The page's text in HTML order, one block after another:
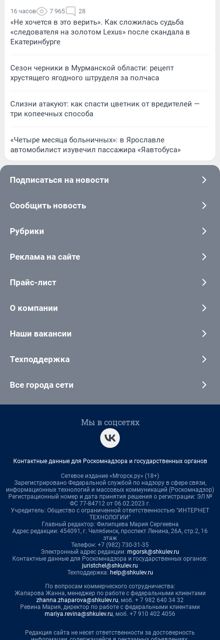
16 часов 7 965 28
«Не хочется в это верить». Как сложилась судьба
«следователя на золотом Lexus» после скандала в
Екатеринбурге
Сезон черники в Мурманской области: рецепт
хрустящего ягодного штруделя за полчаса
Слизни атакуют: как спасти цветник от вредителей —
три копеечных способа
«Четыре месяца больничных»: в Ярославле
автомобилист изувечил пассажира «Яавтобуса»
Подписаться на новости
Сообщить новость
Рубрики
Реклама на сайте
Прайс-лист
О компании
Наши вакансии
Техподдержка
Все города сети
Мы в соцсетях
Контактные данные для Роскомнадзора и государственных органов
Сетевое издание «Мгорск.ру» (18+)
Зарегистрировано Федеральной службой по надзору в сфере связи,
информационных технологий и массовых коммуникаций (Роскомнадзор)
Регистрационный номер и дата принятия решения о регистрации: ЭЛ №
ФС 77-84712 от 06.02.2023 г.
Учредитель: Общество с ограниченной ответственностью "ИНТЕРНЕТ
ТЕХНОЛОГИИ"
Главный редактор: Филипцева Мария Сергеевна
Адрес редакции: 454091, г. Челябинск, проспект Ленина, 26А, стр.2, 16
этаж
Телефон: +7 (982) 730-31-35
Электронный адрес редакции: mgorsk@shkulev.ru
Контактные данные для Роскомнадзора и государственных органов:
juristchel@shkulev.ru
Техподдержка: help@shkulev.ru
По вопросам коммерческого сотрудничества:
Жапарова Жанна, менеджер по работе с федеральными клиентами
zhanna.zhaparova@shkulev.ru, моб. + 7 982 640 34 32
Ревина Мария, директор по работе с федеральными клиентами
mariya.revina@shkulev.ru, моб. +7 910 402 4056
Редакция сайта не несет ответственности за достоверность